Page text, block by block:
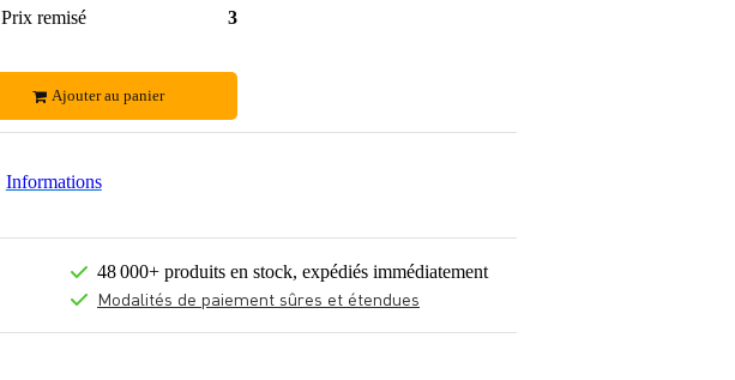
Prix remisé 31,40 €
Ajouter au panier
Informations
48 000+ produits en stock, expédiés immédiatement
Modalités de paiement sûres et étendues